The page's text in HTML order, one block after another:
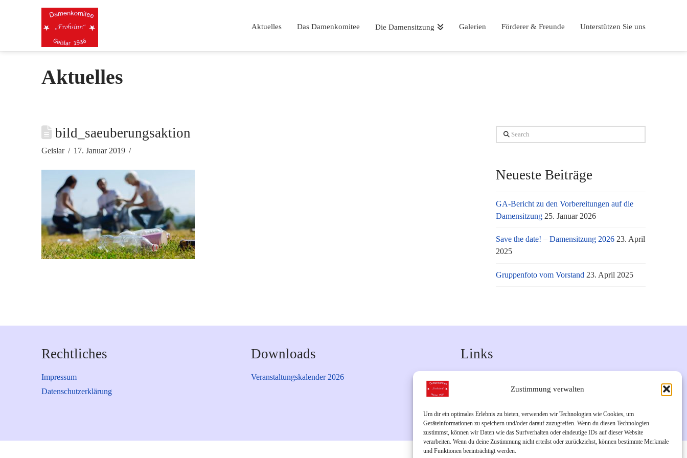
Zustimmung verwalten
Um dir ein optimales Erlebnis zu bieten, verwenden wir Technologien wie Cookies, um
Geräteinformationen zu speichern und/oder darauf zuzugreifen. Wenn du diesen Technologien
zustimmst, können wir Daten wie das Surfverhalten oder eindeutige IDs auf dieser Website
verarbeiten. Wenn du deine Zustimmung nicht erteilst oder zurückziehst, können bestimmte Merkmale
und Funktionen beeinträchtigt werden.
Aktuelles Das Damenkomitee Die Damensitzung Galerien Förderer & Freunde Unterstützen Sie uns
Aktuelles
bild_saeuberungsaktion
Geislar 17. Januar 2019
Search
Neueste Beiträge
GA-Bericht zu den Vorbereitungen auf die
Damensitzung 25. Januar 2026
Save the date! – Damensitzung 2026 23. April
2025
Gruppenfoto vom Vorstand 23. April 2025
Rechtliches
Impressum
Datenschutzerklärung
Downloads
Veranstaltungskalender 2026
Links
Unsere Instagram-Seite